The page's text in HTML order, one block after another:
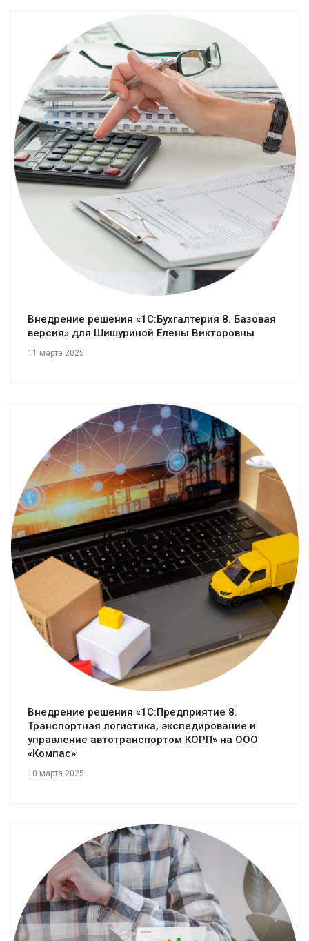
Смотреть проект
Внедрение решения «1С:Бухгалтерия 8. Базовая
версия» для Шишуриной Елены Викторовны
11 марта 2025
Смотреть проект
Внедрение решения «1С:Предприятие 8.
Транспортная логистика, экспедирование и
управление автотранспортом КОРП» на ООО
«Компас»
10 марта 2025